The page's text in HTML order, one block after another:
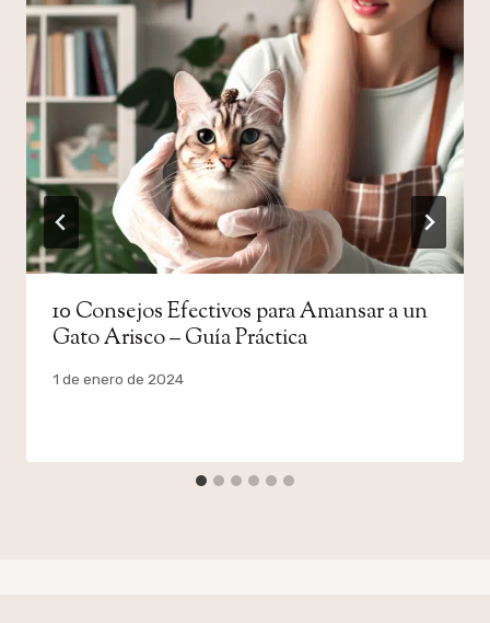
10 Consejos Efectivos para Amansar a un
Gato Arisco – Guía Práctica
Por
1 de enero de 2024